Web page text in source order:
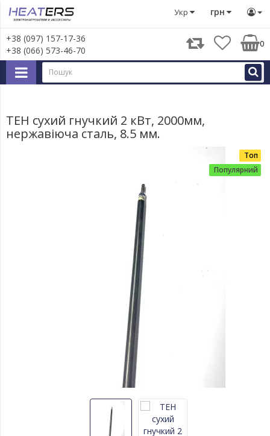
грн
Укр
+38 (097) 157-17-36
+38 (066) 573-46-70
0
Тени ТЕН сухий гнучкий 2 кВт, 2000мм, нержавіюча
ТЕН сухий гнучкий 2 кВт, 2000мм,
нержавіюча сталь, 8.5 мм.
Топ
Популярний